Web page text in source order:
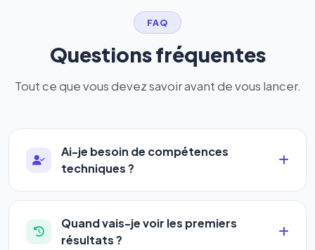
FAQ
Questions fréquentes
Tout ce que vous devez savoir avant de vous lancer.
Ai-je besoin de compétences
techniques ?
Absolument pas. Notre logiciel a été conçu pour
être accessible àtous les profils: artisans,
commerçants, auto-entrepreneurs, PME ou
Quand vais-je voir les premiers
résultats ?